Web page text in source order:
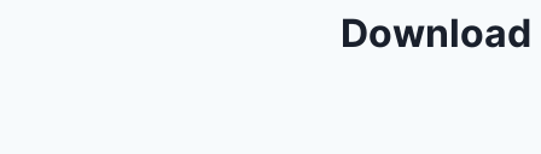
Download